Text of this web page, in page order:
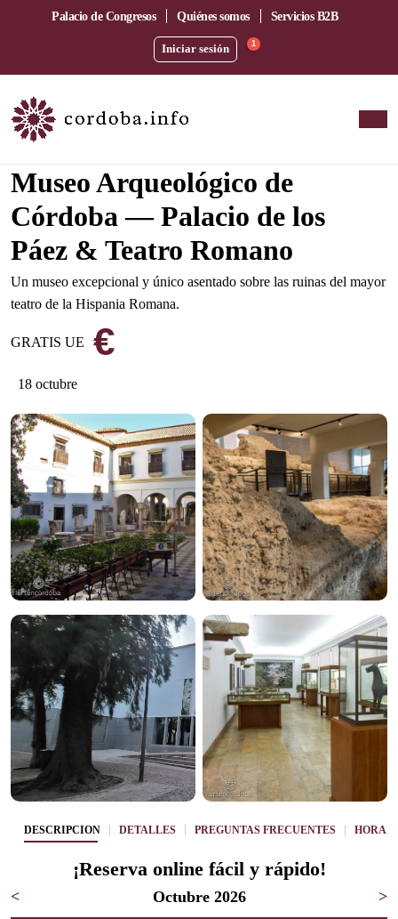
Palacio de Congresos Quiénes somos Servicios B2B
Iniciar sesión 1
Museo Arqueológico de
Córdoba — Palacio de los
Páez & Teatro Romano
Un museo excepcional y único asentado sobre las ruinas del mayor
teatro de la Hispania Romana.
GRATIS UE €
18 octubre
DESCRIPCIÓN DETALLES PREGUNTAS FRECUENTES
¡Reserva online fácil y rápido!
< Octubre 2026 >